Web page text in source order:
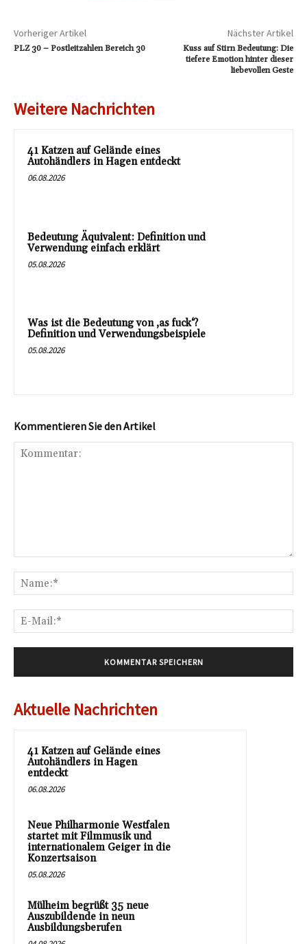
Vorheriger Artikel
PLZ 30 – Postleitzahlen Bereich 30
Nächster Artikel
Kuss auf Stirn Bedeutung: Die
tiefere Emotion hinter dieser
liebevollen Geste
Weitere Nachrichten
41 Katzen auf Gelände eines
Autohändlers in Hagen entdeckt
06.08.2026
Bedeutung Äquivalent: Definition und
Verwendung einfach erklärt
05.08.2026
Was ist die Bedeutung von ‚as fuck‘?
Definition und Verwendungsbeispiele
05.08.2026
Kommentieren Sie den Artikel
Aktuelle Nachrichten
41 Katzen auf Gelände eines
Autohändlers in Hagen
entdeckt
06.08.2026
Neue Philharmonie Westfalen
startet mit Filmmusik und
internationalem Geiger in die
Konzertsaison
05.08.2026
Mülheim begrüßt 35 neue
Auszubildende in neun
Ausbildungsberufen